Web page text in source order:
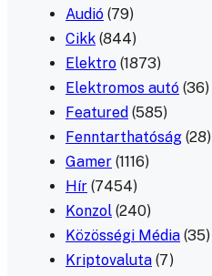
Audió (79)
Cikk (844)
Elektro (1873)
Elektromos autó (36)
Featured (585)
Fenntarthatóság (28)
Gamer (1116)
Hír (7454)
Konzol (240)
Közösségi Média (35)
Kriptovaluta (7)